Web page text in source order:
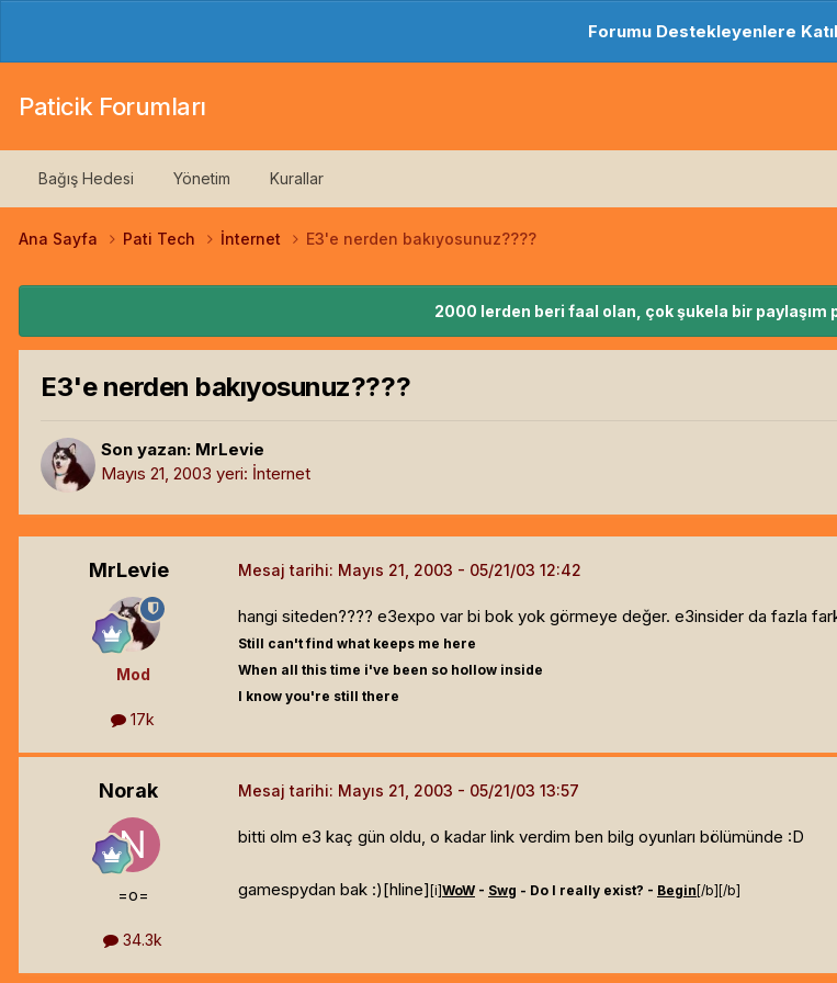
Forumu Destekleyenlere
Paticik Forumları
Bağış Hedesi Yönetim Kurallar
Ana Sayfa Pati Tech İnternet E3'e nerden bakıyosunuz????
2000 lerden beri faal olan, çok şukela bir
E3'e nerden bakıyosunuz????
Son yazan: MrLevie
Mayıs 21, 2003 yeri: İnternet
MrLevie
Mod
17k
Mesaj tarihi: Mayıs 21, 2003
hangi siteden???? e3expo var bi bok yok görmeye değer. e3insider da fazla
Still can't find what keeps me here
When all this time i've been so hollow inside
I know you're still there
Norak
=o=
34.3k
Mesaj tarihi: Mayıs 21, 2003
bitti olm e3 kaç gün oldu, o kadar link verdim ben bilg oyunları bölümünde :D
gamespydan bak :)[hline] [i]WoW - Swg - Do I really exist? - Begin [/b] [/b]